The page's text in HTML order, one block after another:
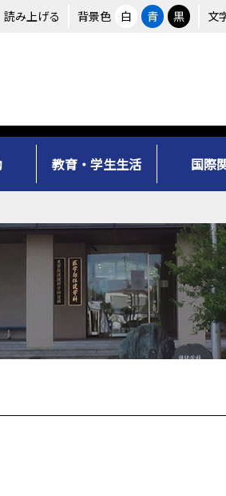
読み上げる 背景色 白 青 黒 文
教育・学生生活 国際